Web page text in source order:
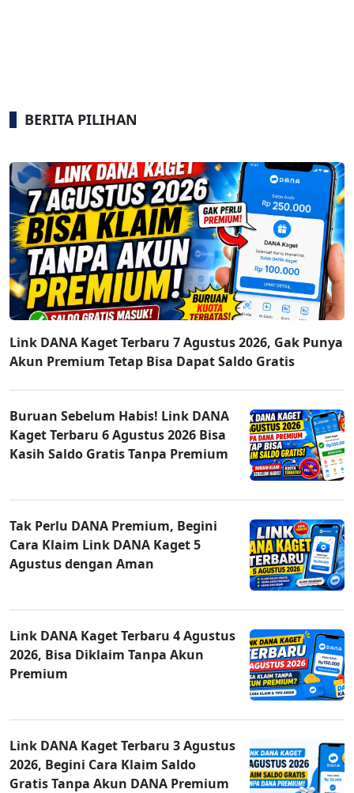
BERITA PILIHAN
Link DANA Kaget Terbaru 7 Agustus 2026, Gak Punya
Akun Premium Tetap Bisa Dapat Saldo Gratis
Buruan Sebelum Habis! Link DANA
Kaget Terbaru 6 Agustus 2026 Bisa
Kasih Saldo Gratis Tanpa Premium
Tak Perlu DANA Premium, Begini
Cara Klaim Link DANA Kaget 5
Agustus dengan Aman
Link DANA Kaget Terbaru 4 Agustus
2026, Bisa Diklaim Tanpa Akun
Premium
Link DANA Kaget Terbaru 3 Agustus
2026, Begini Cara Klaim Saldo
Gratis Tanpa Akun DANA Premium